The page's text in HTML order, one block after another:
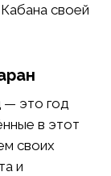
своей
— это год
в этот
своих
и